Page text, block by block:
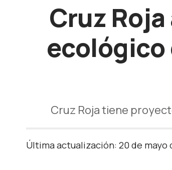
Cruz
ecológico
Cruz Roja tiene
Última actualización: 20 de mayo